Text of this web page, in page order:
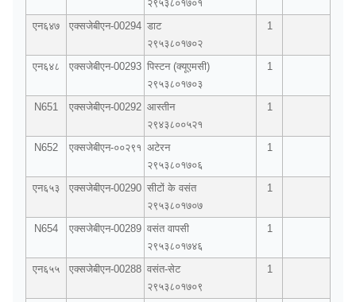
२९५३८०१७०१
एन६४७ एक्सजेबीएन-00294 डाट
२९५३८०१७०२
1
एन६४८ एक्सजेबीएन-00293 पिस्टन (क्यूएमसी)
२९५३८०१७०३
1
N651 एक्सजेबीएन-00292 आस्तीन
२९४३८००५२१
1
N652 एक्सजेबीएन-००२९१ अटेरन
२९५३८०१७०६
1
एन६५३ एक्सजेबीएन-00290 सीटों के वसंत
२९५३८०१७०७
1
N654 एक्सजेबीएन-00289 वसंत वापसी
२९५३८०१७४६
1
एन६५५ एक्सजेबीएन-00288 वसंत-सेट
२९५३८०१७०९
1